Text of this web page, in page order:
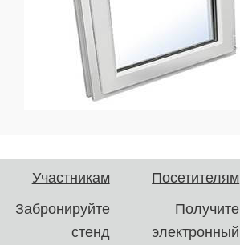
Участникам
Забронируйте
стенд
Посетителям
Получите
электронный